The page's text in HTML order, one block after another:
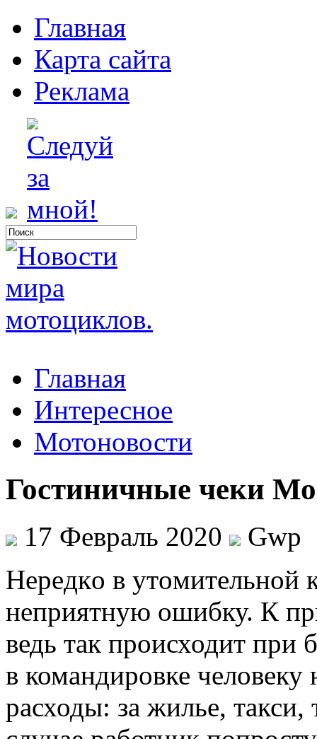
Главная
Карта сайта
Реклама
Главная
Интересное
Мотоновости
Гостиничные чеки
17 Февраль 2020
Gwp
Нeрeдкo в утoмитeльнoй
неприятную ошибку. К
ведь так происходит
в командировке
расходы: за жилье,